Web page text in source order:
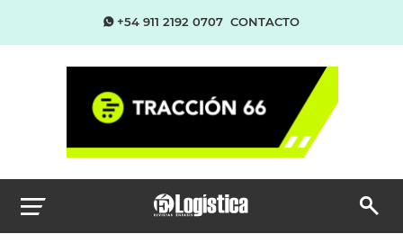
+54 911 2192 0707 CONTACTO